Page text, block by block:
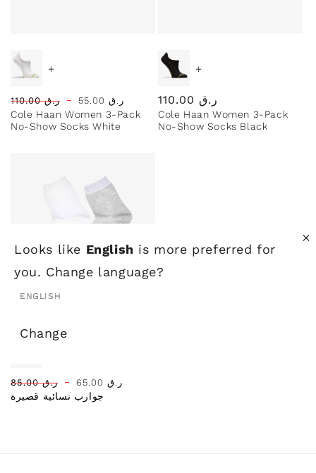
+
Regular
price
ر.ق110.00
Sale
price
ر.ق
Cole Haan Women 3-Pack
No-Show Socks White
+
Regular
price
ر.ق
Cole Haan Women 3-Pack
No-Show Socks Black
أسعار مميزة
Regular
price
ر.ق85.00
Sale
price
ر.ق
جوارب نسائية قصيرة
Looks like English is more preferred for
you. Change language?
ENGLISH
Change